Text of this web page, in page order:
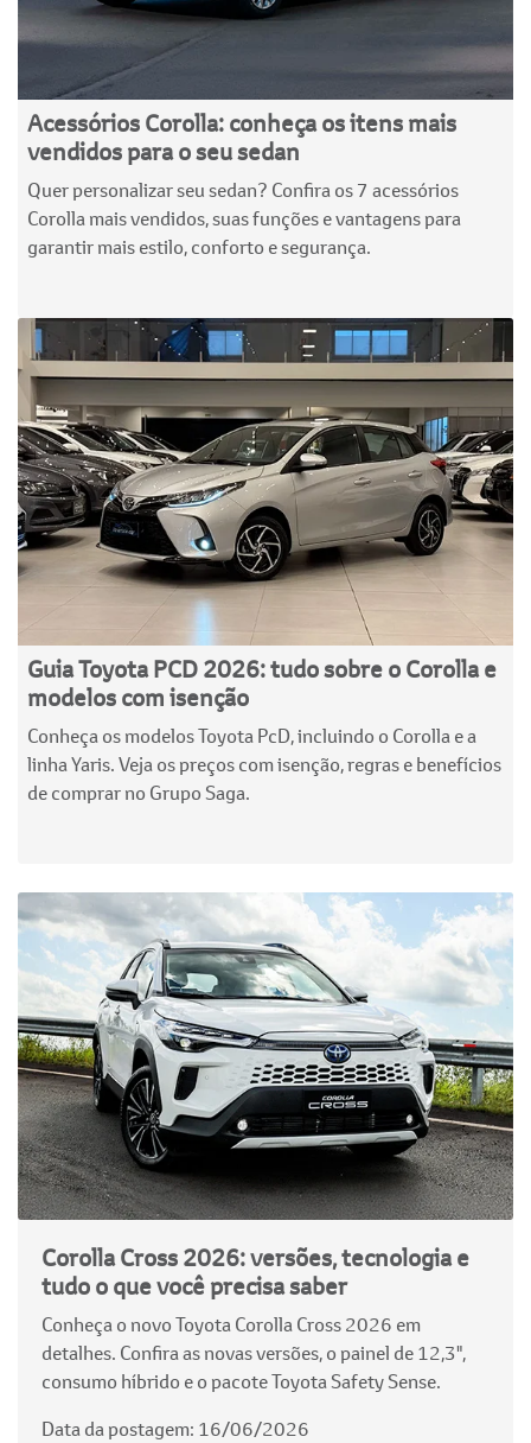
Acessórios Corolla: conheça os itens mais
vendidos para o seu sedan
Quer personalizar seu sedan? Confira os 7 acessórios
Corolla mais vendidos, suas funções e vantagens para
garantir mais estilo, conforto e segurança.
Guia Toyota PCD 2026: tudo sobre o Corolla e
modelos com isenção
Conheça os modelos Toyota PcD, incluindo o Corolla e a
linha Yaris. Veja os preços com isenção, regras e benefícios
de comprar no Grupo Saga.
Corolla Cross 2026: versões, tecnologia e
tudo o que você precisa saber
Conheça o novo Toyota Corolla Cross 2026 em
detalhes. Confira as novas versões, o painel de 12,3",
consumo híbrido e o pacote Toyota Safety Sense.
Data da postagem: 16/06/2026